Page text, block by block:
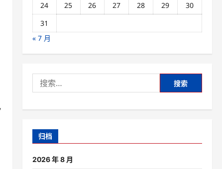
24
25 26 27 28 29
30
31
« 7 月
索：
归档
2026 年 8 月